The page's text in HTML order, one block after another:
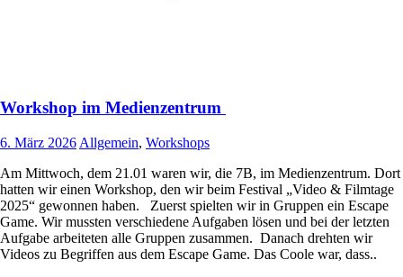
Workshop im Medienzentrum
6. März 2026 Allgemein, Workshops
Am Mittwoch, dem 21.01 waren wir, die 7B, im Medienzentrum. Dort
hatten wir einen Workshop, den wir beim Festival „Video & Filmtage
2025“ gewonnen haben. Zuerst spielten wir in Gruppen ein Escape
Game. Wir mussten verschiedene Aufgaben lösen und bei der letzten
Aufgabe arbeiteten alle Gruppen zusammen. Danach drehten wir
Videos zu Begriffen aus dem Escape Game. Das Coole war, dass..